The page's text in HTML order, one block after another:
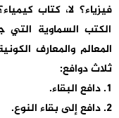
فيزياء؟ لا، كتاب
الكتب السماوية التي
المعالم والمعارف
ثلاث دوافع:
1. دافع البقاء.
2. دافع إلى بقاء النوع.